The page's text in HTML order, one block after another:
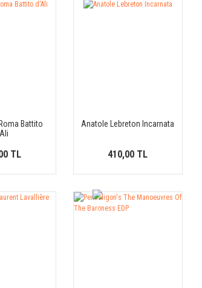
Battito
TL
Anatole Lebreton Incarnata
410,00 TL
YENİ
ÜRÜN